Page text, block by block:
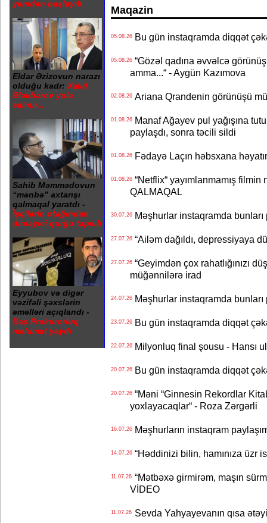
yenidən başlayıb
Eldar Əzizovun narazı
olduğu kadr: Xalid
Ələkbərov yola
salınır...
Sahib Məmmədovun
“mənbə” axtarışı
qalmaqal yaratdı -
İşçilərin otağından
dinləyici qurğu tapılıb
Eyyubov və digər
vəzifəli şəxslərin
əməlləri açıqlandı -
Baş Prokurorluq
məlumat yaydı
Maqazin
05.08.26Bu gün instaqramda diqqət
05.08.26“Gözəl qadına əvvəlcə
amma...“ - Aygün Kazımova
02.08.26Ariana Qrandenin görünüşü
01.08.26Manaf Ağayev pul yağışına
paylaşdı, sonra təcili sildi
01.08.26Fədayə Laçın həbsxana
01.08.26“Netflix“ yayımlanmamış
QALMAQAL
30.07.26Məşhurlar instaqramda bunları
27.07.26“Ailəm dağıldı, depressiyaya
27.07.26“Geyimdən çox rahatlığınızı
müğənnilərə irad
24.07.26Məşhurlar instaqramda bunları
23.07.26Bu gün instaqramda diqqət
22.07.26Milyonluq final şousu - Hansı
20.07.26Bu gün instaqramda diqqət
20.07.26“Məni “Ginnesin Rekordlar
yoxlayacaqlar“ - Roza Zərgərli
16.07.26Məşhurların instaqram
14.07.26“Həddinizi bilin, hamınıza üzr
11.07.26“Mətbəxə girmirəm, maşın
VİDEO
11.07.26Sevda Yahyayevanın qısa